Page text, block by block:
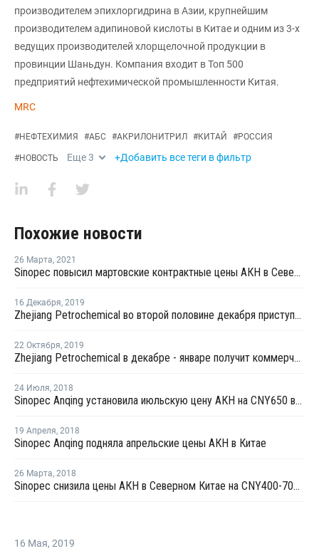
производителем эпихлоргидрина в Азии, крупнейшим
производителем адипиновой кислоты в Китае и одним из 3-х
ведущих производителей хлорщелочной продукции в
провинции Шаньдун. Компания входит в Топ 500
предприятий нефтехимической промышленности Китая.
MRC
#НЕФТЕХИМИЯ #АБС #АКРИЛОНИТРИЛ #КИТАЙ #РОССИЯ
#НОВОСТЬ Еще3 +Добавить все теги в фильтр
Похожие новости
26 Марта, 2021
Sinopec повысил мартовские контрактные цены АКН в Северном Китае на CNY3 600 за тонну
16 Декабря, 2019
Zhejiang Petrochemical во второй половине декабря приступит к тестовому производству на новом заводе стирола в Китае
22 Октября, 2019
Zhejiang Petrochemical в декабре - январе получит коммерческую продукцию на новом заводе бензола в Китае
24 Июля, 2018
Sinopec Anqing установила июльскую цену АКН на CNY650 выше уровня цен в июне
19 Апреля, 2018
Sinopec Anqing подняла апрельские цены АКН в Китае
26 Марта, 2018
Sinopec снизила цены АКН в Северном Китае на CNY400-700 за тонну
16 Мая, 2019